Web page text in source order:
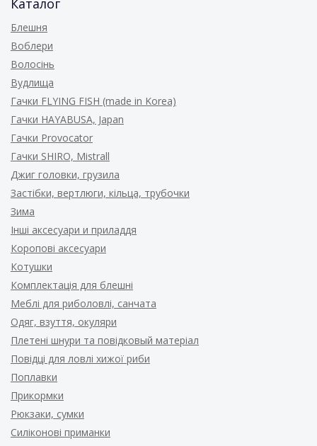
Каталог
Блешня
Воблери
Волосінь
Вудлища
Гачки FLYING FISH (made in Korea)
Гачки HAYABUSA, Japan
Гачки Provocator
Гачки SHIRO, Mistrall
Джиг головки, грузила
Застібки, вертлюги, кільца, трубочки
Зима
Інші аксесуари и приладдя
Коропові аксесуари
Котушки
Комплектація для блешні
Меблі для риболовлі, санчата
Одяг, взуття, окуляри
Плетені шнури та повідковый матеріал
Повідці для ловлі хижої риби
Поплавки
Прикормки
Рюкзаки, сумки
Силіконові приманки